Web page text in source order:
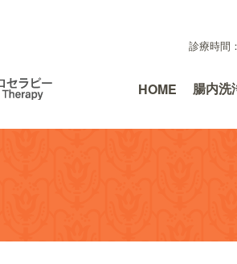
診療時間
HOME 腸内洗